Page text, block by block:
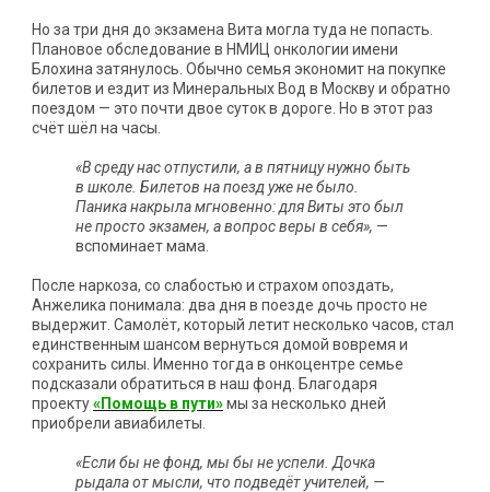
Но за три дня до экзамена Вита могла туда не попасть.
Плановое обследование в НМИЦ онкологии имени
Блохина затянулось. Обычно семья экономит на покупке
билетов и ездит из Минеральных Вод в Москву и обратно
поездом — это почти двое суток в дороге. Но в этот раз
счёт шёл на часы.
«В среду нас отпустили, а в пятницу нужно быть
в школе. Билетов на поезд уже не было.
Паника накрыла мгновенно: для Виты это был
не просто экзамен, а вопрос веры в себя», —
вспоминает мама.
После наркоза, со слабостью и страхом опоздать,
Анжелика понимала: два дня в поезде дочь просто не
выдержит. Самолёт, который летит несколько часов, стал
единственным шансом вернуться домой вовремя и
сохранить силы. Именно тогда в онкоцентре семье
подсказали обратиться в наш фонд. Благодаря
проекту«Помощь в пути»мы за несколько дней
приобрели авиабилеты.
«Если бы не фонд, мы бы не успели. Дочка
рыдала от мысли, что подведёт учителей, —